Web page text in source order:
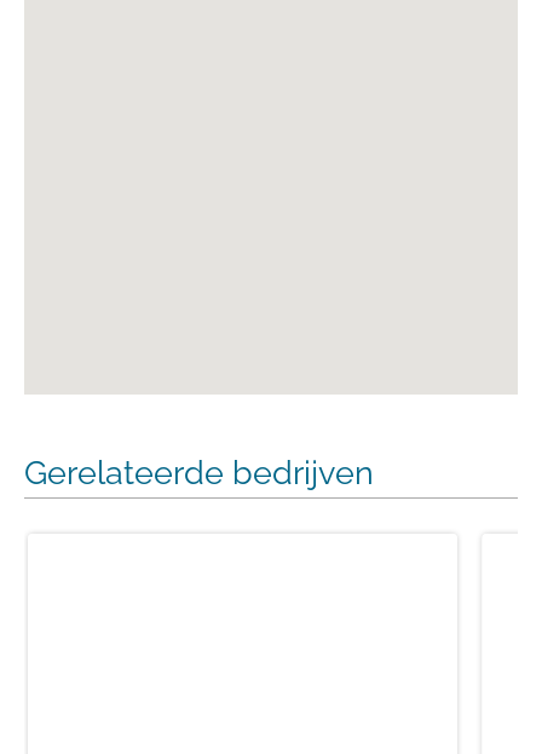
Gerelateerde bedrijven